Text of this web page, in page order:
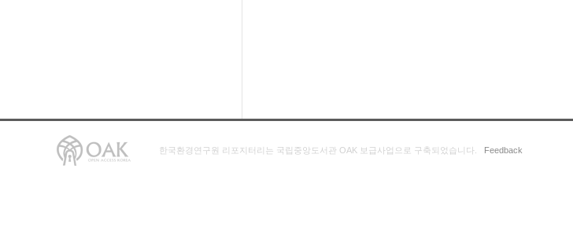
한국환경연구원 리포지터리는 국립중앙도서관 OAK 보급사업으로 구축되었습니다. Feedback